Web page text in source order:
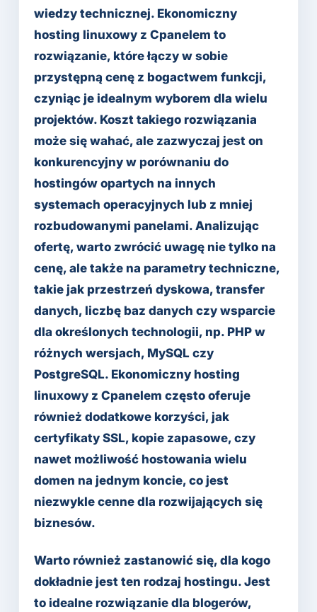
wiedzy technicznej. Ekonomiczny
hosting linuxowy z Cpanelem to
rozwiązanie, które łączy w sobie
przystępną cenę z bogactwem funkcji,
czyniąc je idealnym wyborem dla wielu
projektów. Koszt takiego rozwiązania
może się wahać, ale zazwyczaj jest on
konkurencyjny w porównaniu do
hostingów opartych na innych
systemach operacyjnych lub z mniej
rozbudowanymi panelami. Analizując
ofertę, warto zwrócić uwagę nie tylko na
cenę, ale także na parametry techniczne,
takie jak przestrzeń dyskowa, transfer
danych, liczbę baz danych czy wsparcie
dla określonych technologii, np. PHP w
różnych wersjach, MySQL czy
PostgreSQL. Ekonomiczny hosting
linuxowy z Cpanelem często oferuje
również dodatkowe korzyści, jak
certyfikaty SSL, kopie zapasowe, czy
nawet możliwość hostowania wielu
domen na jednym koncie, co jest
niezwykle cenne dla rozwijających się
biznesów.
Warto również zastanowić się, dla kogo
dokładnie jest ten rodzaj hostingu. Jest
to idealne rozwiązanie dla blogerów,